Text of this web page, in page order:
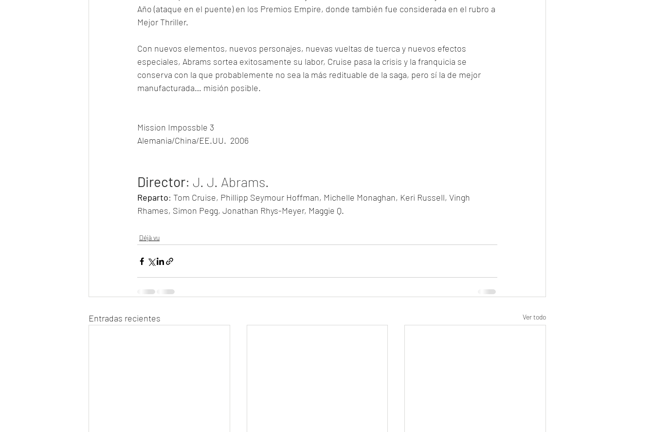
Año (ataque en el puente) en los Premios Empire, donde también fue considerada en el rubro a
Mejor Thriller.
Con nuevos elementos, nuevos personajes, nuevas vueltas de tuerca y nuevos efectos
especiales, Abrams sortea exitosamente su labor, Cruise pasa la crisis y la franquicia se
conserva con la que probablemente no sea la más redituable de la saga, pero sí la de mejor
manufacturada… misión posible.
Mission Impossble 3
Alemania/China/EE.UU.  2006
Director: J. J. Abrams.
Reparto: Tom Cruise, Phillipp Seymour Hoffman, Michelle Monaghan, Keri Russell, Vingh
Rhames, Simon Pegg, Jonathan Rhys-Meyer, Maggie Q.
Déjà vu
Entradas recientes Ver todo